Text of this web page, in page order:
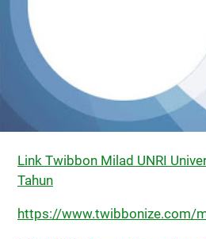
Link Twibbon Milad UNRI
Tahun
https://www.twibbonize.com/